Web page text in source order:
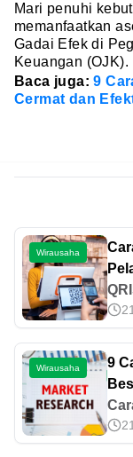
Mari penuhi
memanfaatkan
Gadai Efek di
Keuangan (OJK).
Baca juga:9
Cermat dan
Wirausaha
sini!
Wirausaha
9